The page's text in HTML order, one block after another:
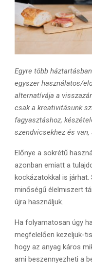
Egyre több
egyszer használatos/
alternatívája a
csak a kreativitásunk
fagyasztáshoz,
szendvicsekhez és
Előnye a sokrétű
azonban emiatt a
kockázatokkal is
minőségű élelmiszert
újra használjuk.
Ha folyamatosan úgy
megfelelően kezeljük-
hogy az anyag káros
ami beszennyezheti a